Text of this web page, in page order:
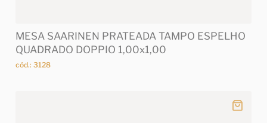
MESA SAARINEN PRATEADA TAMPO ESPELHO
QUADRADO DOPPIO 1,00x1,00
cód.: 3128